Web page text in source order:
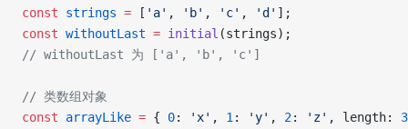
const strings = [ 'a' , 'b' , 'c' , 'd' ];
const withoutLast = initial (strings);
// withoutLast 为 ['a', 'b', 'c']
// 类数组对象
const arrayLike = { 0: 'x' , 1 : 'y' , 2: 'z' , length: 3